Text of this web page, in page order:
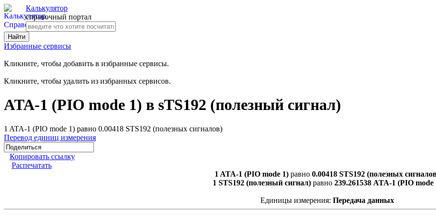
Калькулятор
справочный портал
Избранные сервисы
Кликните, чтобы добавить в избранные сервисы.
Кликните, чтобы удалить из избранных сервисов.
ATA-1 (PIO mode 1) в sTS192 (полезный сигнал)
1 ATA-1 (PIO mode 1) равно 0.00418 STS192 (полезных сигналов)
Перевод единиц измерения
Копировать ссылку
Распечатать
1 ATA-1 (PIO mode 1) равно 0.00418 STS192 (полезных
1 STS192 (полезный сигнал)равно 239.261538 ATA-1 (PIO mode
Единицы измерения: Передача данных